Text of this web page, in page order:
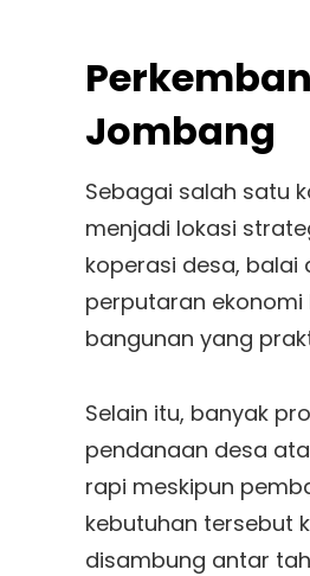
Jombang
Sebagai salah satu
menjadi lokasi
koperasi desa, balai
perputaran
bangunan yang
Selain itu, banyak
pendanaan desa
rapi meskipun
kebutuhan tersebut
disambung antar